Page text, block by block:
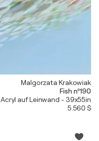
Malgorzata Krakowiak
Fish nº190
Acryl auf Leinwand - 39x55in
5.560 $